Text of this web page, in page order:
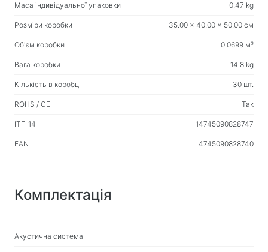
Маса індивідуальної упаковки 0.47 kg
Розміри коробки 35.00 x 40.00 x 50.00 см
Об'єм коробки 0.0699 м³
Вага коробки 14.8 kg
Кількість в коробці 30 шт.
ROHS / CE Так
ITF-14 14745090828747
EAN 4745090828740
Комплектація
Акустична система